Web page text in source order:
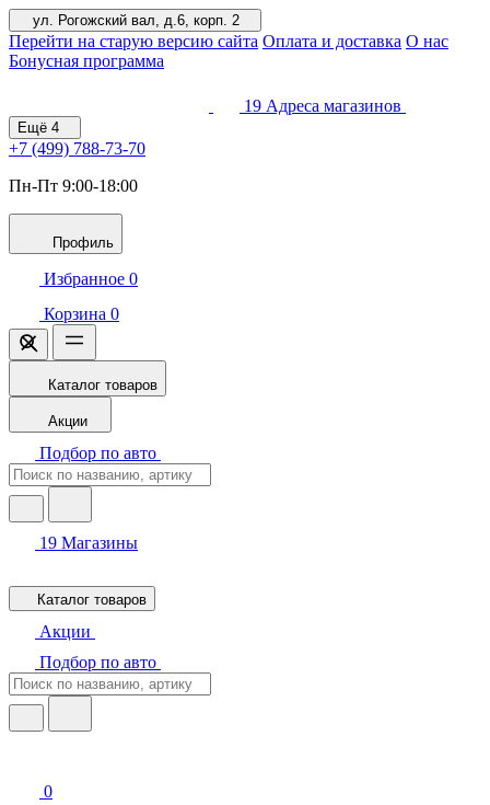
ул. Рогожский вал, д.6, корп. 2
Перейти на старую версию сайта Оплата и доставка О нас
Бонусная программа
19 Адреса магазинов
Ещё 4
+7 (499) 788-73-70
Пн-Пт 9:00-18:00
Профиль
Избранное 0
Корзина 0
Каталог товаров
Акции
Подбор по авто
19 Магазины
Каталог товаров
Акции
Подбор по авто
0